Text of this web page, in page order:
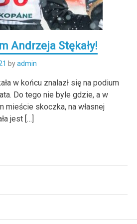
Andrzeja Stękały!
byadmin
w końcu znalazł się na podium
Do tego nie byle gdzie, a w
mieście skoczka, na własnej
jest […]